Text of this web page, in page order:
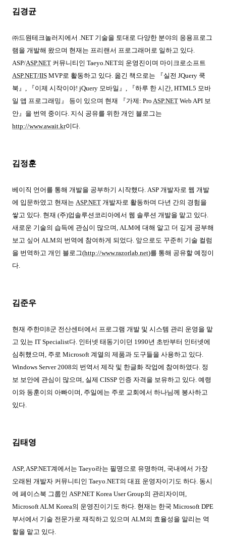
김경균
㈜드원테크놀러지에서 .NET 기술을 토대로 다양한 분야의 응용프로그
램을 개발해 왔으며 현재는 프리랜서 프로그래머로 일하고 있다.
ASP/ASP.NET 커뮤니티인 Taeyo.NET의 운영진이며 마이크로소프트
ASP.NET/IIS MVP로 활동하고 있다. 옮긴 책으로는 『실전 JQuery 쿡
북』 , 『이제 시작이야! jQuery 모바일』 , 『하루 한 시간, HTML5 모바
일 앱 프로그래밍』 등이 있으며 현재 『가제 : Pro ASP.NET Web API 보
안』을 번역 중이다. 지식 공유를 위한 개인 블로그는
http://www.await.kr이다.
김정훈
베이직 언어를 통해 개발을 공부하기 시작했다. ASP 개발자로 웹 개발
에 입문하였고 현재는 ASP.NET 개발자로 활동하며 다년 간의 경험을
쌓고 있다. 현재 (주)업솔루션코리아에서 웹 솔루션 개발을 맡고 있다.
새로운 기술의 습득에 관심이 많으며, ALM에 대해 알고 더 깊게 공부해
보고 싶어 ALM의 번역에 참여하게 되었다. 앞으로도 꾸준히 기술 컬럼
을 번역하고 개인 블로그(http://www.razorlab.net)를 통해 공유할 예정이
다.
김준우
현재 주한미8군 전산센터에서 프로그램 개발 및 시스템 관리 운영을 맡
고 있는 IT Specialist다. 인터넷 태동기이던 1990년 초반부터 인터넷에
심취했으며, 주로 Microsoft 계열의 제품과 도구들을 사용하고 있다.
Windows Server 2008의 번역서 제작 및 한글화 작업에 참여하였다. 정
보 보안에 관심이 많으며, 실제 CISSP 인증 자격을 보유하고 있다. 예령
이와 동훈이의 아빠이며, 주일에는 주로 교회에서 하나님께 봉사하고
있다.
김태영
ASP, ASP.NET계에서는 Taeyo라는 필명으로 유명하며, 국내에서 가장
오래된 개발자 커뮤니티인 Taeyo.NET의 대표 운영자이기도 하다. 동시
에 페이스북 그룹인 ASP.NET Korea User Group의 관리자이며,
Microsoft ALM Korea의 운영진이기도 하다. 현재는 한국 Microsoft DPE
부서에서 기술 전문가로 재직하고 있으며 ALM의 효율성을 알리는 역
할을 맡고 있다.